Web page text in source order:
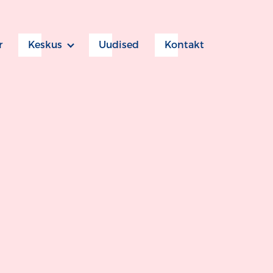
Keskus Uudised Kontakt